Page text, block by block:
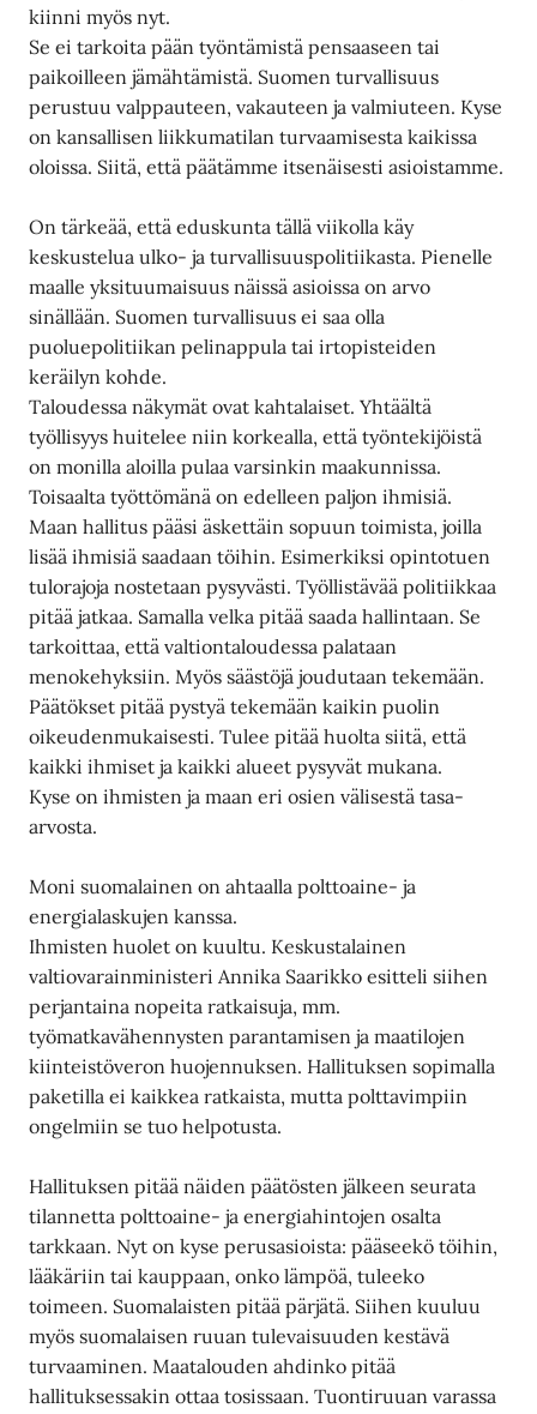
kiinni myös nyt.
Se ei tarkoita pään työntämistä pensaaseen tai
paikoilleen jämähtämistä. Suomen turvallisuus
perustuu valppauteen, vakauteen ja valmiuteen. Kyse
on kansallisen liikkumatilan turvaamisesta kaikissa
oloissa. Siitä, että päätämme itsenäisesti asioistamme.
On tärkeää, että eduskunta tällä viikolla käy
keskustelua ulko- ja turvallisuuspolitiikasta. Pienelle
maalle yksituumaisuus näissä asioissa on arvo
sinällään. Suomen turvallisuus ei saa olla
puoluepolitiikan pelinappula tai irtopisteiden
keräilyn kohde.
Taloudessa näkymät ovat kahtalaiset. Yhtäältä
työllisyys huitelee niin korkealla, että työntekijöistä
on monilla aloilla pulaa varsinkin maakunnissa.
Toisaalta työttömänä on edelleen paljon ihmisiä.
Maan hallitus pääsi äskettäin sopuun toimista, joilla
lisää ihmisiä saadaan töihin. Esimerkiksi opintotuen
tulorajoja nostetaan pysyvästi. Työllistävää politiikkaa
pitää jatkaa. Samalla velka pitää saada hallintaan. Se
tarkoittaa, että valtiontaloudessa palataan
menokehyksiin. Myös säästöjä joudutaan tekemään.
Päätökset pitää pystyä tekemään kaikin puolin
oikeudenmukaisesti. Tulee pitää huolta siitä, että
kaikki ihmiset ja kaikki alueet pysyvät mukana.
Kyse on ihmisten ja maan eri osien välisestä tasa-
arvosta.
Moni suomalainen on ahtaalla polttoaine- ja
energialaskujen kanssa.
Ihmisten huolet on kuultu. Keskustalainen
valtiovarainministeri Annika Saarikko esitteli siihen
perjantaina nopeita ratkaisuja, mm.
työmatkavähennysten parantamisen ja maatilojen
kiinteistöveron huojennuksen. Hallituksen sopimalla
paketilla ei kaikkea ratkaista, mutta polttavimpiin
ongelmiin se tuo helpotusta.
Hallituksen pitää näiden päätösten jälkeen seurata
tilannetta polttoaine- ja energiahintojen osalta
tarkkaan. Nyt on kyse perusasioista: pääseekö töihin,
lääkäriin tai kauppaan, onko lämpöä, tuleeko
toimeen. Suomalaisten pitää pärjätä. Siihen kuuluu
myös suomalaisen ruuan tulevaisuuden kestävä
turvaaminen. Maatalouden ahdinko pitää
hallituksessakin ottaa tosissaan. Tuontiruuan varassa